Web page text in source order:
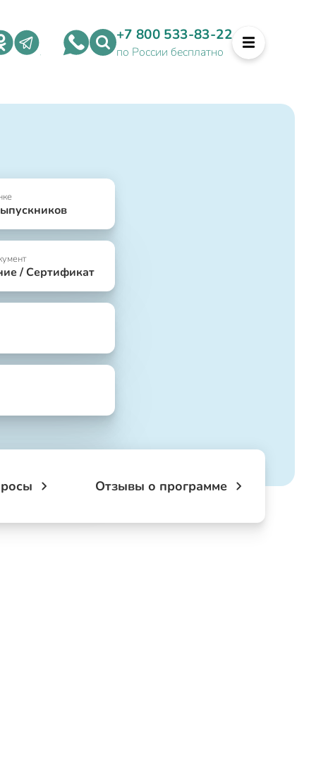
+7 800 533-83-22
по России бесплатно
/ Сертификат
Отзывы о программе